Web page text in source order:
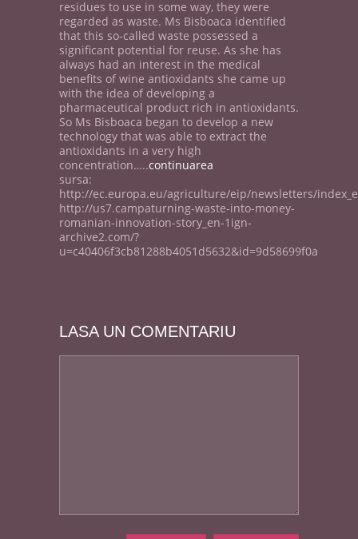
residues to use in some way, they were
regarded as waste. Ms Bisboaca identified
that this so-called waste possessed a
significant potential for reuse. As she has
always had an interest in the medical
benefits of wine antioxidants she came up
with the idea of developing a
pharmaceutical product rich in antioxidants.
So Ms Bisboaca began to develop a new
technology that was able to extract the
antioxidants in a very high
concentration…..continuarea
sursa:
http://ec.europa.eu/agriculture/eip/newsletters/
http://us7.campaturning-waste-into-money-
romanian-innovation-story_en-1ign-
archive2.com/?
u=c40406f3cb81288b4051d5632&id=9d58699f0a
LASA UN COMENTARIU